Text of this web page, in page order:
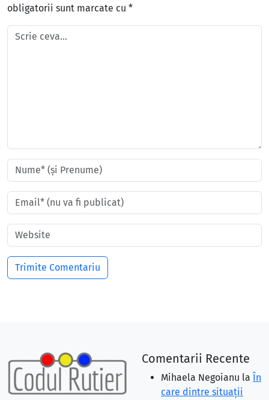
obligatorii sunt marcate cu *
Comentarii Recente
Mihaela Negoianu la În
care dintre situaţii